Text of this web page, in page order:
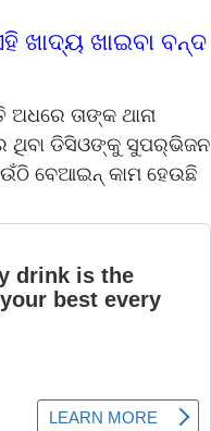
ଖାଦ୍ୟ ଖାଇବା ବନ୍ଦ
ଅଧରେ ତାଙ୍କ ଥାନା
ଥିବା ଡିସିଓଙ୍କୁ ସୁପର୍‌ଭିଜନ
ବେଆଇନ୍‌ କାମ ହେଉଛି